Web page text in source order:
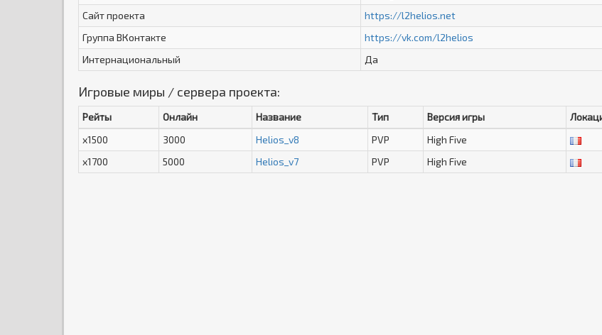
Сайт проекта
https://l2helios.net
Группа ВКонтакте
https://vk.com/l2helios
Интернациональный
Да
Игровые миры / сервера проекта:
Рейты Онлайн Название Тип Версия игры
x1500
3000 Helios_v8 PVP
High Five
x1700
5000 Helios_v7 PVP High Five